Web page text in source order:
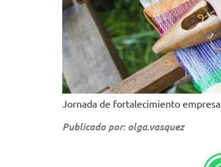
Jornada de fortalecimiento
Publicado por: olga.vasquez